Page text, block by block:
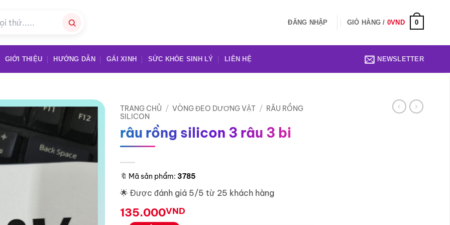
ĐĂNG NHẬP GIỎ HÀNG / 0VND 0
GIỚI THIỆU HƯỚNG DẪN GÁI XINH SỨC KHỎE SINH LÝ LIÊN HỆ NEWSLETTER
TRANG CHỦ / VÒNG ĐEO DƯƠNG VẬT / RÂU RỒNG
SILICON
râu rồng silicon 3 râu 3 bi
🔖 Mã sản phẩm: 3785
🌟 Được đánh giá 5/5 từ 25 khách hàng
135.000VND